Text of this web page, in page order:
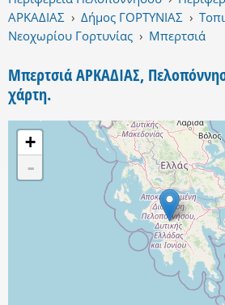
ΑΡΚΑΔΙΑΣ › Δήμος ΓΟΡΤΥΝΙΑΣ ›
Νεοχωρίου Γορτυνίας › Μπερτσιά
Μπερτσιά ΑΡΚΑΔΙΑΣ,
χάρτη.
+
-